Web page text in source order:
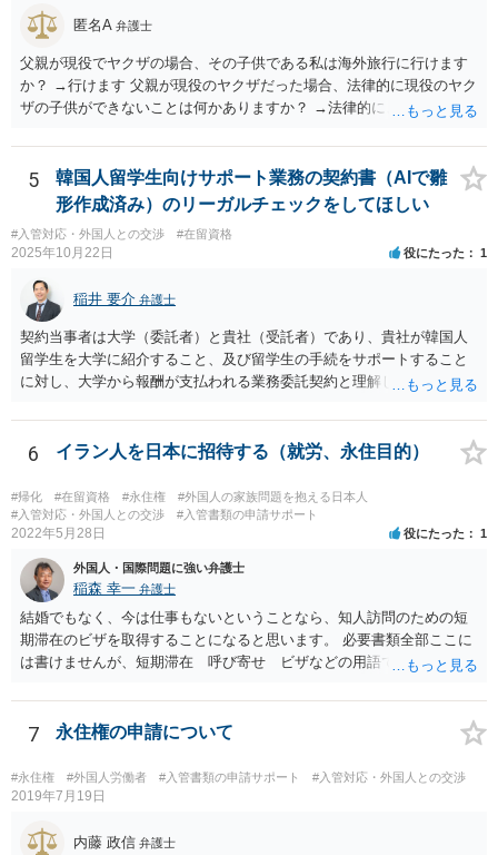
匿名A 弁護士
父親が現役でヤクザの場合、その子供である私は海外旅行に行けます
か？ →行けます 父親が現役のヤクザだった場合、法律的に現役のヤク
ザの子供ができないことは何かありますか？ →法律的に、ということ
5
韓国人留学生向けサポート業務の契約書（AIで雛
形作成済み）のリーガルチェックをしてほしい
#入管対応・外国人との交渉 #在留資格
2025年10月22日 役にたった 1
稲井 要介 弁護士
契約当事者は大学（委託者）と貴社（受託者）であり、貴社が韓国人
留学生を大学に紹介すること、及び留学生の手続をサポートすること
に対し、大学から報酬が支払われる業務委託契約と理解しました。 留
き、契約書の作成・チェックを多く行った経験があります。
6 イラン人を日本に招待する（就労、永住目的）
#帰化 #在留資格 #永住権
#外国人の家族問題を抱える日本人
#入管対応・外国人との交渉
#入管書類の申請サポート
2022年5月28日 役にたった 1
外国人・国際問題に強い弁護士
稲森 幸一 弁護士
結婚でもなく、今は仕事もないということなら、知人訪問のための短
期滞在のビザを取得することになると思います。 必要書類全部ここに
は書けませんが、短期滞在 呼び寄せ ビザなどの用語で検索すると
す。 それらを揃えて、イランにある日本大使館ににビザを申請するこ
とになります。 期間は通常９０日、３０日、あるいは１５日ですが、
今はコロナもあり刻々と状況が変わっているので、事前に外務省や大
使館に問い合わせたほうがいいかもしれません。ネットでの情報収集
もしたほうがいいと思います
7 永住権の申請について
#永住権 #外国人労働者 #入管書類の申請サポート #入管対応・外国人との交渉
2019年7月19日
内藤 政信 弁護士